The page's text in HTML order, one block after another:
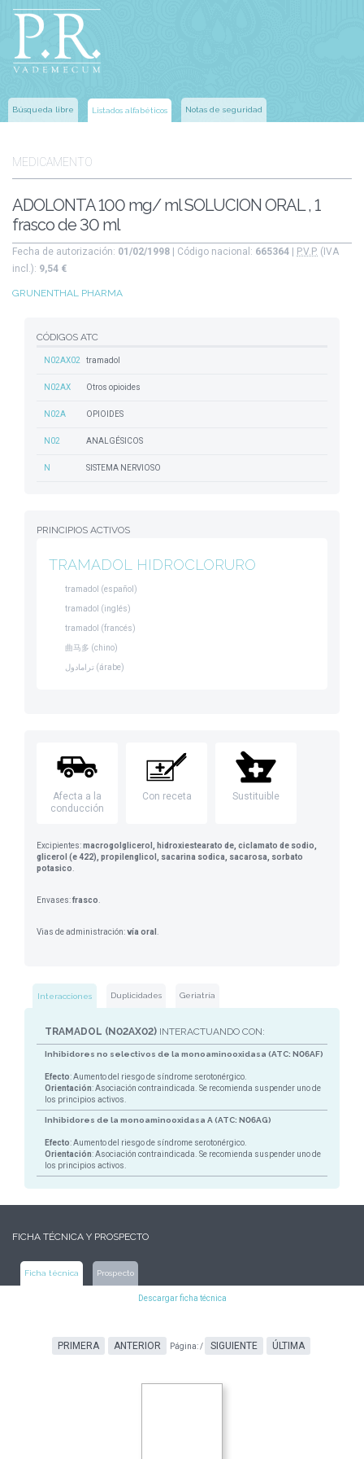
Búsqueda libre Listados alfabéticos Notas de seguridad
MEDICAMENTO
ADOLONTA 100 mg/ ml SOLUCION ORAL , 1
frasco de 30 ml
Fecha de autorización: 01/02/1998 | Código nacional: 665364 P.V.P. (IVA
incl.): 9,54 €
GRUNENTHAL PHARMA
CÓDIGOS ATC
N02AX02 tramadol
N02AX Otros opioides
N02A OPIOIDES
N02 ANALGÉSICOS
N SISTEMA NERVIOSO
PRINCIPIOS ACTIVOS
TRAMADOL HIDROCLORURO
tramadol (español)
tramadol (inglés)
tramadol (francés)
曲马多 (chino)
ترامادول (árabe)
Afecta a la
conducción
Con receta Sustituible
Excipientes:macrogolglicerol, hidroxiestearato de, ciclamato de sodio,
glicerol (e 422), propilenglicol, sacarina sodica, sacarosa, sorbato
potasico
Envases:frasco
Vias de administración:vía oral
Interacciones Duplicidades Geriatría
TRAMADOL (N02AX02) INTERACTUANDO CON:
Inhibidores no selectivos de la monoaminooxidasa (ATC: N06AF)
Efecto: Aumento del riesgo de síndrome serotonérgico.
Orientación: Asociación contraindicada. Se recomienda suspender uno de
los principios activos.
Inhibidores de la monoaminooxidasa A (ATC: N06AG)
Efecto: Aumento del riesgo de síndrome serotonérgico.
Orientación: Asociación contraindicada. Se recomienda suspender uno de
los principios activos.
FICHA TÉCNICA Y PROSPECTO
Ficha técnica Prospecto
Descargar ficha técnica
PRIMERA ANTERIOR Página:/ SIGUIENTE ÚLTIMA